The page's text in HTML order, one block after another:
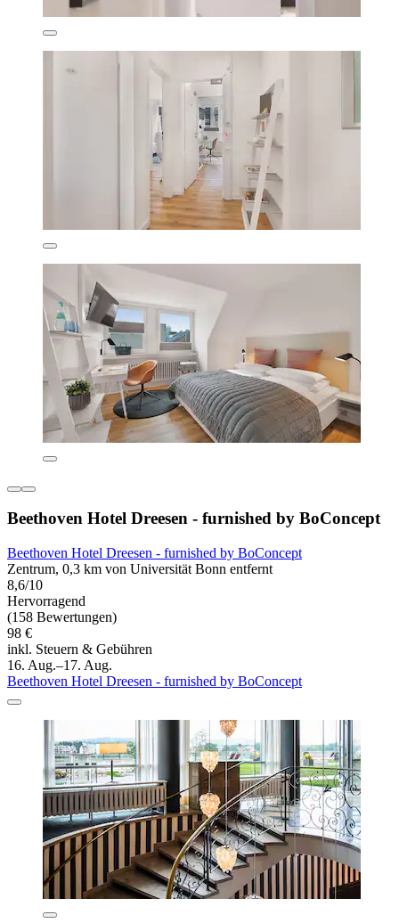
Beethoven Hotel Dreesen - furnished by BoConcept
Beethoven Hotel Dreesen - furnished by BoConcept
Zentrum, 0,3 km von Universität Bonn entfernt
8,6/10
Hervorragend
(158 Bewertungen)
98 €
inkl. Steuern & Gebühren
16. Aug.–17. Aug.
Beethoven Hotel Dreesen - furnished by BoConcept